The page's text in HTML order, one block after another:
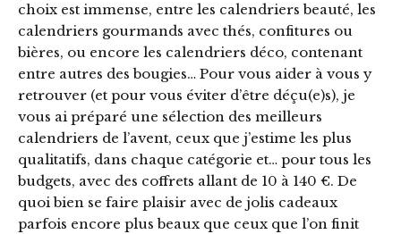
choix est immense, entre les calendriers beauté, les
calendriers gourmands avec thés, confitures ou
bières, ou encore les calendriers déco, contenant
entre autres des bougies… Pour vous aider à vous y
retrouver (et pour vous éviter d’être déçu(e)s), je
vous ai préparé une sélection des meilleurs
calendriers de l’avent, ceux que j’estime les plus
qualitatifs, dans chaque catégorie et… pour tous les
budgets, avec des coffrets allant de 10 à 140 €. De
quoi bien se faire plaisir avec de jolis cadeaux
parfois encore plus beaux que ceux que l’on finit